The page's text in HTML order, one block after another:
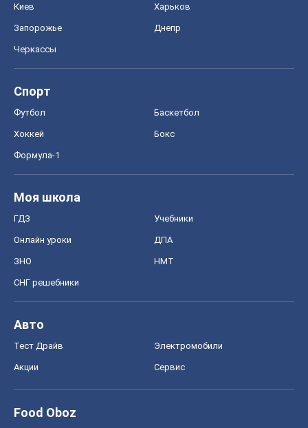
Киев Харьков
Запорожье Днепр
Черкассы
Спорт
Футбол Баскетбол
Хоккей Бокс
Формула-1
Моя школа
ГДЗ Учебники
Онлайн уроки ДПА
ЗНО НМТ
СНГ решебники
Авто
Тест Драйв Электромобили
Акции Сервис
Food Oboz